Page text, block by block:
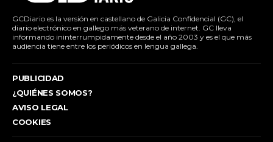
GCDiario es la versión en castellano de Galicia Confidencial (GC), el
diario electrónico en gallego más veterano de internet. GC lleva
informando ininterrumpidamente desde el año 2003 y es el que más
audiencia tiene entre los periódicos en lengua gallega.
PUBLICIDAD
¿QUIÉNES SOMOS?
AVISO LEGAL
COOKIES